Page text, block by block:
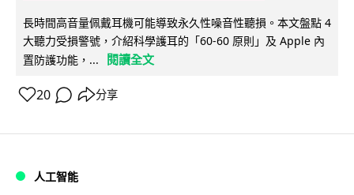
長時間高音量佩戴耳機可能導致永久性噪音性聽損。本文盤點 4
大聽力受損警號，介紹科學護耳的「60-60 原則」及 Apple 內
置防護功能，...
閱讀全文
20 分享
人工智能